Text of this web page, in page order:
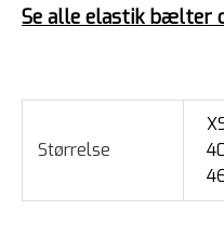
Se alle elastik bælter
Størrelse